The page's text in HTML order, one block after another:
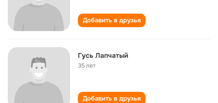
Добавить в друзья
Гусь Лапчатый
35 лет
Добавить в друзья